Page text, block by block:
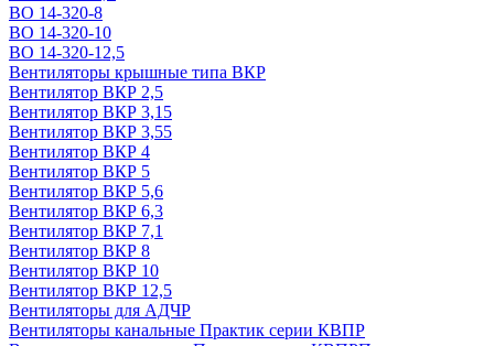
ВО 14-320-8
ВО 14-320-10
ВО 14-320-12,5
Вентиляторы крышные типа ВКР
Вентилятор ВКР 2,5
Вентилятор ВКР 3,15
Вентилятор ВКР 3,55
Вентилятор ВКР 4
Вентилятор ВКР 5
Вентилятор ВКР 5,6
Вентилятор ВКР 6,3
Вентилятор ВКР 7,1
Вентилятор ВКР 8
Вентилятор ВКР 10
Вентилятор ВКР 12,5
Вентиляторы для АДЧР
Вентиляторы канальные Практик серии КВПР